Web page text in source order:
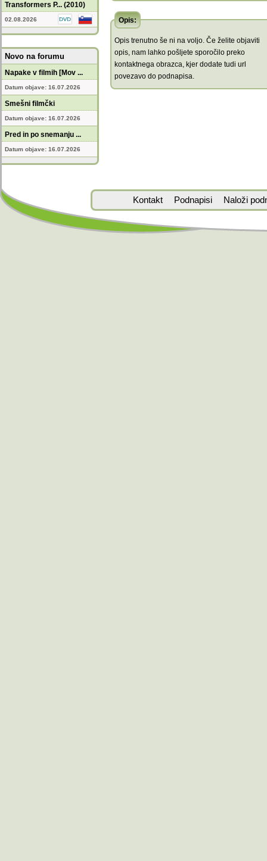
Transformers P... (2010)
02.08.2026
Novo na forumu
Napake v filmih [Mov ...
Datum objave: 16.07.2026
Smešni filmčki
Datum objave: 16.07.2026
Pred in po snemanju ...
Datum objave: 16.07.2026
Opis:
Opis trenutno še ni na voljo. Če želite objaviti
opis, nam lahko pošljete sporočilo preko
kontaktnega obrazca, kjer dodate tudi url
povezavo do podnapisa.
Kontakt Podnapisi Naloži